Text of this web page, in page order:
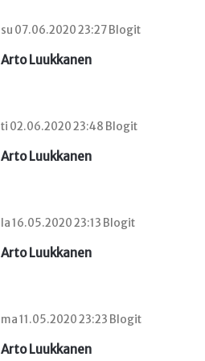
su 07.06.2020 23:27 Blogit
Arto Luukkanen
ti 02.06.2020 23:48 Blogit
Arto Luukkanen
la 16.05.2020 23:13 Blogit
Arto Luukkanen
ma 11.05.2020 23:23 Blogit
Arto Luukkanen